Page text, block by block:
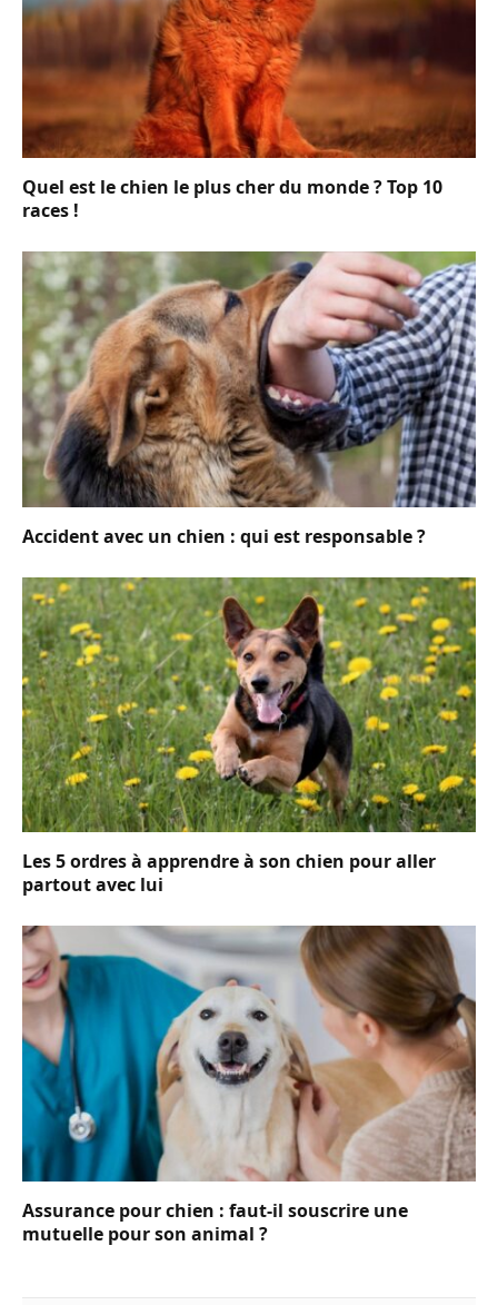
Quel est le chien le plus cher du monde ? Top 10
races !
Accident avec un chien : qui est responsable ?
Les 5 ordres à apprendre à son chien pour aller
partout avec lui
Assurance pour chien : faut-il souscrire une
mutuelle pour son animal ?